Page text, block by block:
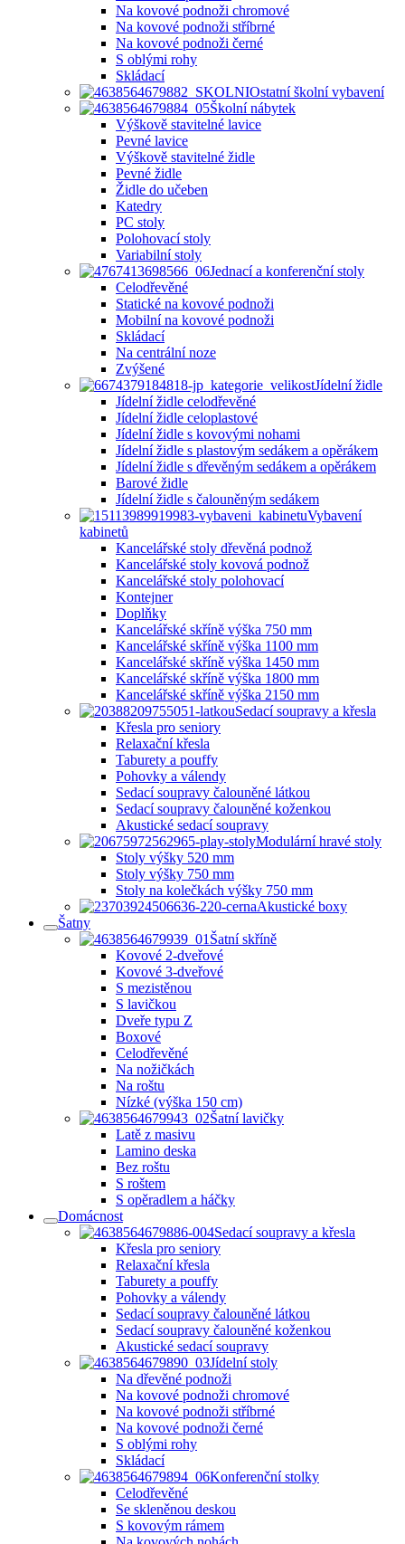
Na kovové podnoži chromové
Na kovové podnoži stříbrné
Na kovové podnoži černé
S oblými rohy
Skládací
Ostatní školní vybavení
Školní nábytek
Výškově stavitelné lavice
Pevné lavice
Výškově stavitelné židle
Pevné židle
Židle do učeben
Katedry
PC stoly
Polohovací stoly
Variabilní stoly
Jednací a konferenční stoly
Celodřevěné
Statické na kovové podnoži
Mobilní na kovové podnoži
Skládací
Na centrální noze
Zvýšené
Jídelní židle
Jídelní židle celodřevěné
Jídelní židle celoplastové
Jídelní židle s kovovými nohami
Jídelní židle s plastovým sedákem a opěrákem
Jídelní židle s dřevěným sedákem a opěrákem
Barové židle
Jídelní židle s čalouněným sedákem
Vybavení
kabinetů
Kancelářské stoly dřevěná podnož
Kancelářské stoly kovová podnož
Kancelářské stoly polohovací
Kontejner
Doplňky
Kancelářské skříně výška 750 mm
Kancelářské skříně výška 1100 mm
Kancelářské skříně výška 1450 mm
Kancelářské skříně výška 1800 mm
Kancelářské skříně výška 2150 mm
Sedací soupravy a křesla
Křesla pro seniory
Relaxační křesla
Taburety a pouffy
Pohovky a válendy
Sedací soupravy čalouněné látkou
Sedací soupravy čalouněné koženkou
Akustické sedací soupravy
Modulární hravé stoly
Stoly výšky 520 mm
Stoly výšky 750 mm
Stoly na kolečkách výšky 750 mm
Akustické boxy
Šatny
Šatní skříně
Kovové 2-dveřové
Kovové 3-dveřové
S mezistěnou
S lavičkou
Dveře typu Z
Boxové
Celodřevěné
Na nožičkách
Na roštu
Nízké (výška 150 cm)
Šatní lavičky
Latě z masivu
Lamino deska
Bez roštu
S roštem
S opěradlem a háčky
Domácnost
Sedací soupravy a křesla
Křesla pro seniory
Relaxační křesla
Taburety a pouffy
Pohovky a válendy
Sedací soupravy čalouněné látkou
Sedací soupravy čalouněné koženkou
Akustické sedací soupravy
Jídelní stoly
Na dřevěné podnoži
Na kovové podnoži chromové
Na kovové podnoži stříbrné
Na kovové podnoži černé
S oblými rohy
Skládací
Konferenční stolky
Celodřevěné
Se skleněnou deskou
S kovovým rámem